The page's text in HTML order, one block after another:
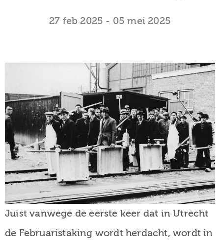
Zuilen
Collectie
27 feb 2025 - 05 mei 2025
Juist vanwege de eerste keer dat in Utrecht
de Februaristaking wordt herdacht, wordt in